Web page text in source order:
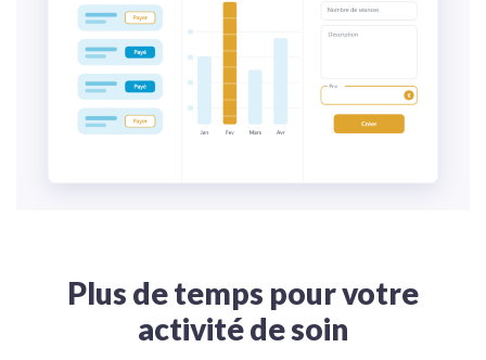
Plus de temps pour votre
activité de soin